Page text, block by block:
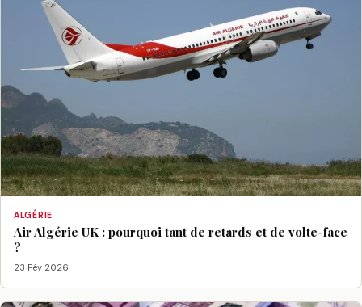
ALGÉRIE
Air Algérie UK : pourquoi tant de retards et de volte-face
?
23 Fév 2026